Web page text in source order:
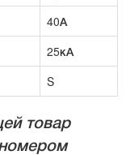
40А
25кА
S
товар